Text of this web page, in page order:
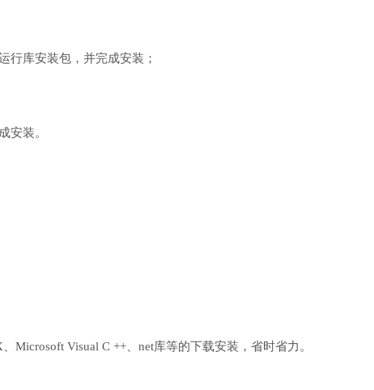
行库安装包，并完成安装；
安装。
Visual C ++、net库等的下载安装，省时省力。